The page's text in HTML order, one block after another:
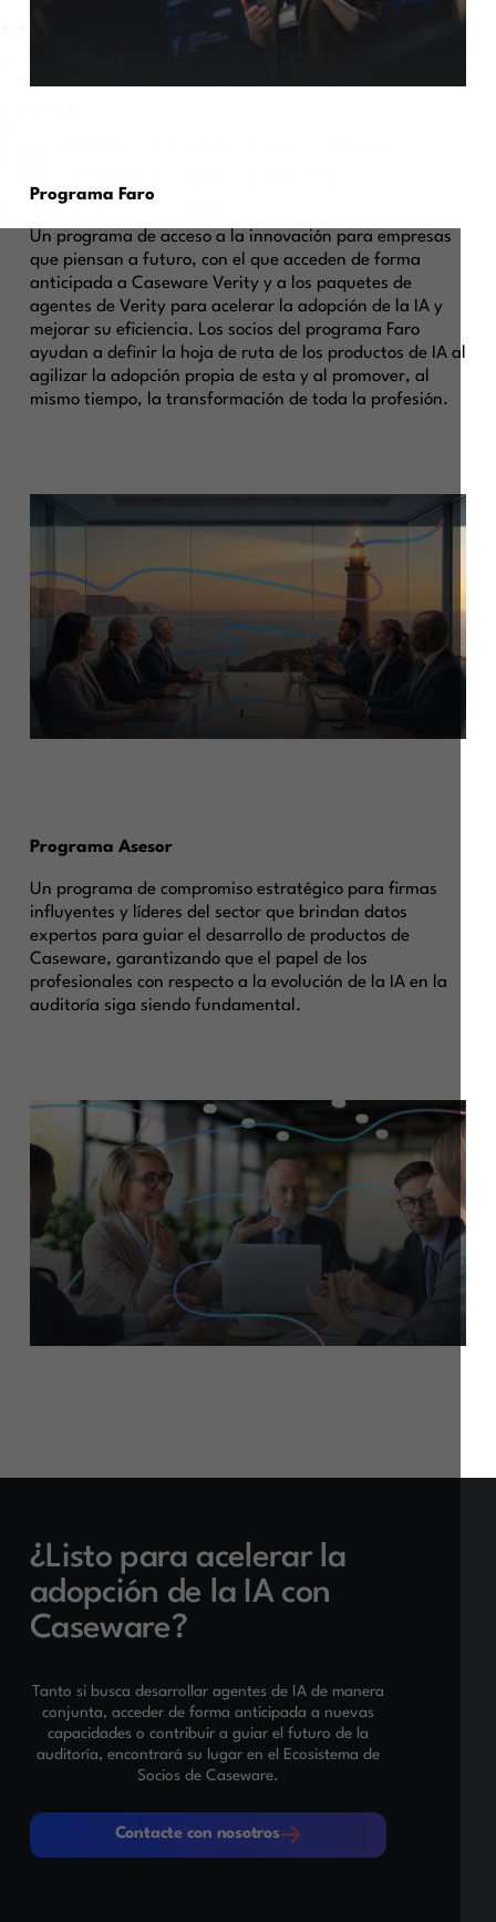
Programa Faro
Un programa de acceso a la innovación para empresas
que piensan a futuro, con el que acceden de forma
anticipada a Caseware Verity y a los paquetes de
agentes de Verity para acelerar la adopción de la IA y
mejorar su eficiencia. Los socios del programa Faro
ayudan a definir la hoja de ruta de los productos de IA al
agilizar la adopción propia de esta y al promover, al
mismo tiempo, la transformación de toda la profesión.
Programa Asesor
Un programa de compromiso estratégico para firmas
influyentes y líderes del sector que brindan datos
expertos para guiar el desarrollo de productos de
Caseware, garantizando que el papel de los
profesionales con respecto a la evolución de la IA en la
auditoría siga siendo fundamental.
¿Listo para acelerar la
adopción de la IA con
Caseware?
Tanto si busca desarrollar agentes de IA de manera
conjunta, acceder de forma anticipada a nuevas
capacidades o contribuir a guiar el futuro de la
auditoría, encontrará su lugar en el Ecosistema de
Socios de Caseware.
Contacte con nosotros
Contacte con nosotros